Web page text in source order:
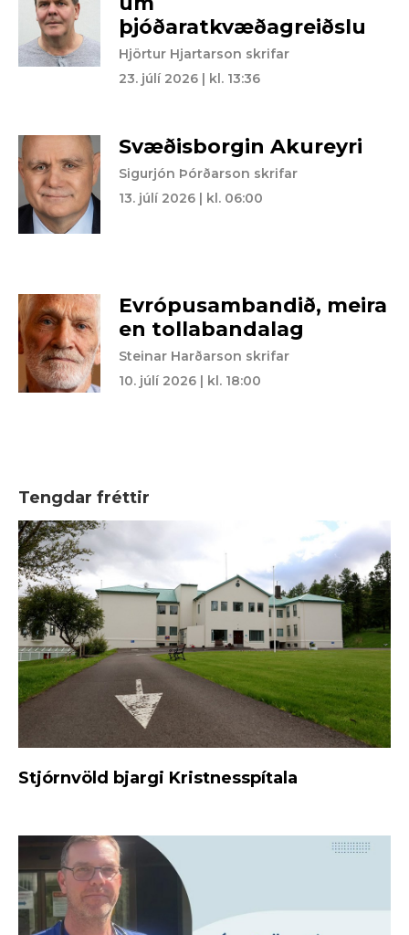
þjóðaratkvæðagreiðslu
Hjörtur Hjartarson skrifar
23. júlí 2026 | kl. 13:36
Svæðisborgin Akureyri
Sigurjón Þórðarson skrifar
13. júlí 2026 | kl. 06:00
Evrópusambandið, meira
en tollabandalag
Steinar Harðarson skrifar
10. júlí 2026 | kl. 18:00
Tengdar fréttir
Stjórnvöld bjargi Kristnesspítala